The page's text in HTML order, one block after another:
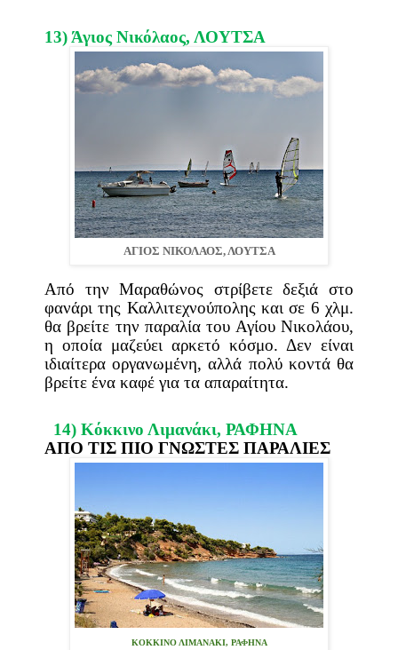
13) Άγιος Νικόλαος, ΛΟΥΤΣΑ
ΑΓΙΟΣ ΝΙΚΟΛΑΟΣ, ΛΟΥΤΣΑ
Από την Μαραθώνος στρίβετε δεξιά στο
φανάρι της Καλλιτεχνούπολης και σε 6 χλμ.
θα βρείτε την παραλία του Αγίου Νικολάου,
η οποία μαζεύει αρκετό κόσμο. Δεν είναι
ιδιαίτερα οργανωμένη, αλλά πολύ κοντά θα
βρείτε ένα καφέ για τα απαραίτητα.
14) Κόκκινο Λιμανάκι, ΡΑΦΗΝΑ
ΑΠΌ ΤΙΣ ΠΙΟ ΓΝΩΣΤΈΣ ΠΑΡΑΛΊΕΣ
ΚΟΚΚΙΝΟ ΛΙΜΑΝΑΚΙ, ΡΑΦΗΝΑ